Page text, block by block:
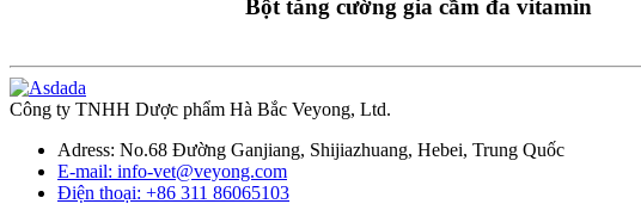
Bột tăng cường gia cầm đa vitamin
Công ty TNHH Dược phẩm Hà Bắc Veyong, Ltd.
Adress: No.68 Đường Ganjiang, Shijiazhuang, Hebei, Trung Quốc
E-mail: info-vet@veyong.com
Điện thoại: +86 311 86065103